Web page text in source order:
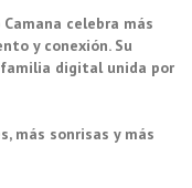
celebra más
y conexión. Su
familia digital unida por
más sonrisas y más